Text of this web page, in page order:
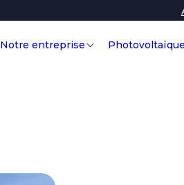
Notre entreprise Photovoltaïque